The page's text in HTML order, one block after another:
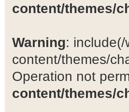
content/themes/
Warning:
content/themes/
Operation not
content/themes/